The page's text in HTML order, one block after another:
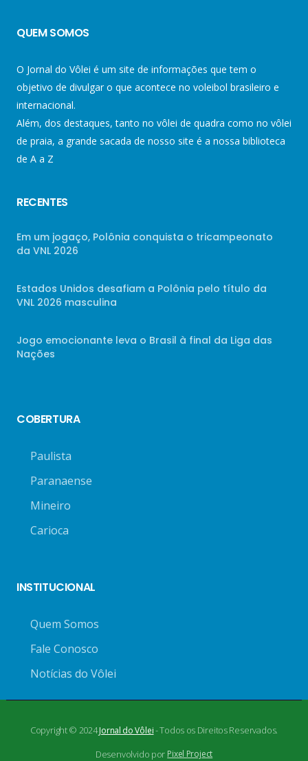
QUEM SOMOS
O Jornal do Vôlei é um site de informações que tem o
objetivo de divulgar o que acontece no voleibol brasileiro e
internacional.
Além, dos destaques, tanto no vôlei de quadra como no vôlei
de praia, a grande sacada de nosso site é a nossa biblioteca
de A a Z
RECENTES
Em um jogaço, Polônia conquista o tricampeonato
da VNL 2026
Estados Unidos desafiam a Polônia pelo título da
VNL 2026 masculina
Jogo emocionante leva o Brasil à final da Liga das
Nações
COBERTURA
Paulista
Paranaense
Mineiro
Carioca
INSTITUCIONAL
Quem Somos
Fale Conosco
Notícias do Vôlei
Copyright © 2024Jornal do Vôlei- Todos os Direitos Reservados.
Desenvolvido por Pixel Project